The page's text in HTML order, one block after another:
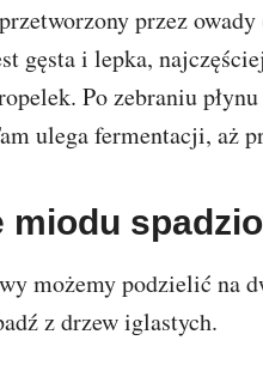
przez owady
gęsta i lepka,
Po zebraniu
ulega fermentacji, aż
miodu
możemy podzielić na
z drzew iglastych.